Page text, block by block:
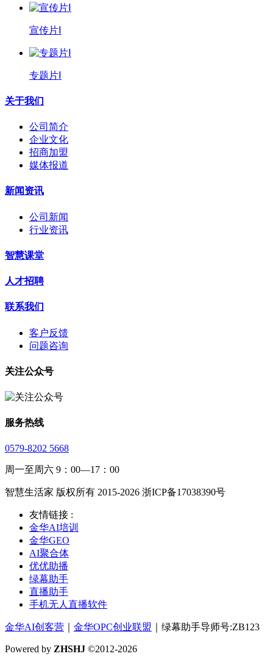
宣传片Ⅰ
专题片Ⅰ
关于我们
公司简介
企业文化
招商加盟
媒体报道
新闻资讯
公司新闻
行业资讯
智慧课堂
人才招聘
联系我们
客户反馈
问题咨询
关注公众号
服务热线
0579-8202 5668
周一至周六 9：00—17：00
智慧生活家 版权所有 2015-2026 浙ICP备17038390号
友情链接 :
金华AI培训
金华GEO
AI聚合体
优优助播
绿幕助手
直播助手
手机无人直播软件
金华AI创客营 金华OPC创业联盟 ｜绿幕助手导师号:ZB123
Powered by ZHSHJ ©2012-2026